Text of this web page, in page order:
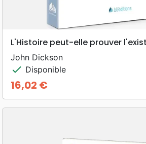
L'Histoire peut-elle prouver
John Dickson
check Disponible
Prix
16,02 €